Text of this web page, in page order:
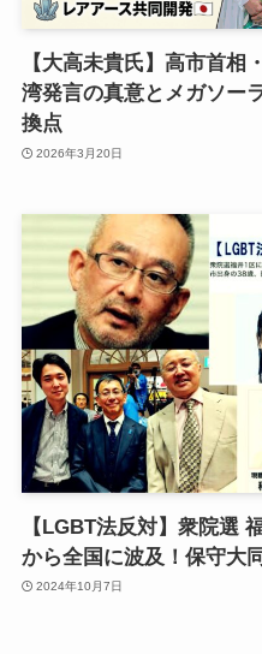
【大高未貴氏】高市首相
湾発言の真意とメガソー
換点
2026年3月20日
【LGBT法反対】衆院選
から全国に波及！保守大
2024年10月7日